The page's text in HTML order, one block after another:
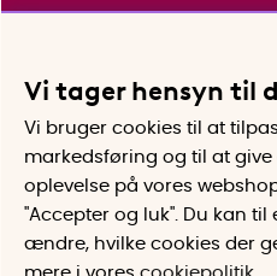
Vi tager hensyn til
Vi bruger cookies til at
markedsføring og til at
oplevelse på vores
"Accepter og luk". Du kan
ændre, hvilke cookies der
mere i vores cookiepolitik